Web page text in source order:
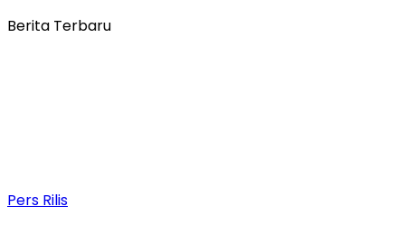
Berita Terbaru
Pers Rilis